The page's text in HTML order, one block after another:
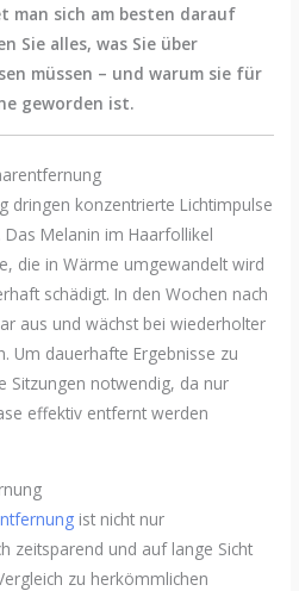
man sich am besten darauf
Sie alles, was Sie über
müssen – und warum sie für
geworden ist.
dringen konzentrierte Lichtimpulse
Melanin im Haarfollikel
die in Wärme umgewandelt wird
schädigt. In den Wochen nach
aus und wächst bei wiederholter
Um dauerhafte Ergebnisse zu
Sitzungen notwendig, da nur
effektiv entfernt werden
ist nicht nur
zeitsparend und auf lange Sicht
zu herkömmlichen